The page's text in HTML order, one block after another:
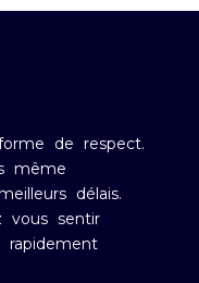
de respect.
même
délais.
vous sentir